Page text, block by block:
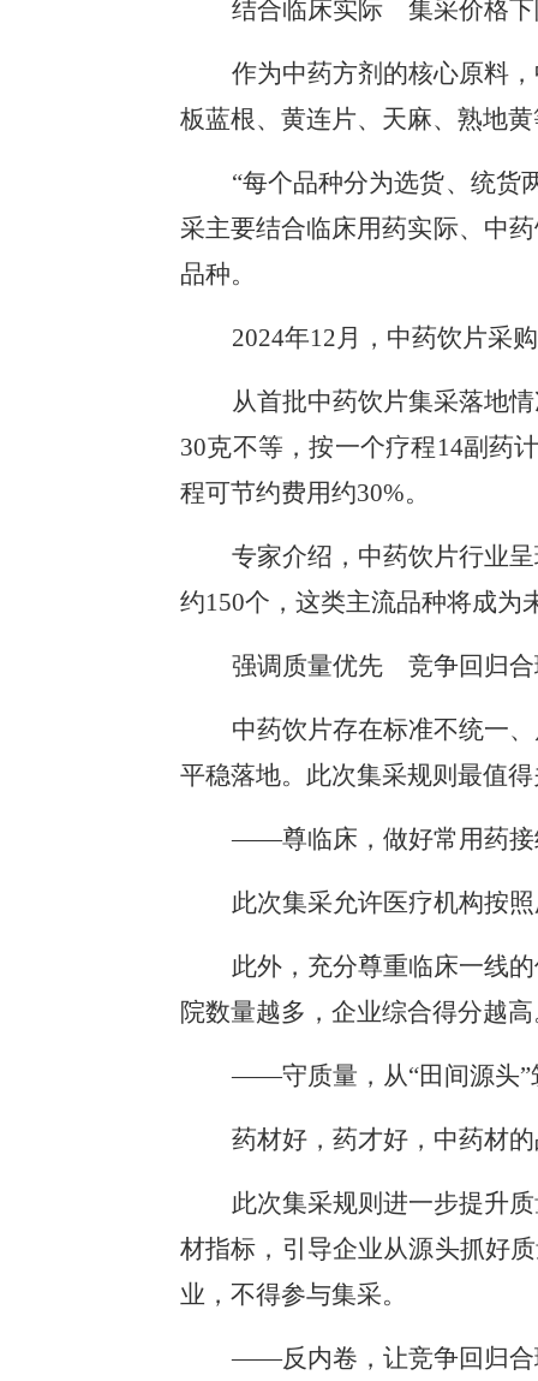
结合临床实际 集采价格下
作为中药方剂的核心原料
板蓝根、黄连片、天麻、熟地
“每个品种分为选货、统货
采主要结合临床用药实际、中
品种。
2024年12月，中药饮片采
从首批中药饮片集采落地
30克不等，按一个疗程14副药
程可节约费用约30%。
专家介绍，中药饮片行业
约150个，这类主流品种将成为
强调质量优先 竞争回归合
中药饮片存在标准不统一
平稳落地。此次集采规则最值
——尊临床，做好常用药接
此次集采允许医疗机构按
此外，充分尊重临床一线
院数量越多，企业综合得分越
——守质量，从“田间源头”
药材好，药才好，中药材
此次集采规则进一步提升
材指标，引导企业从源头抓好
业，不得参与集采。
——反内卷，让竞争回归合